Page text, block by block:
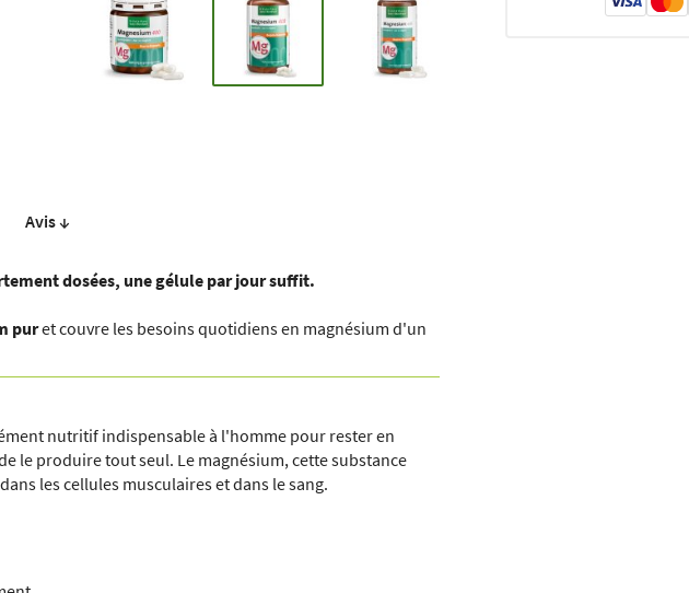
Avis ↓
dosées, une gélule par jour suffit.
puret couvre les besoins quotidiens en magnésium d'un
nutritif indispensable à l'homme pour rester en
le produire tout seul. Le magnésium, cette substance
les cellules musculaires et dans le sang.